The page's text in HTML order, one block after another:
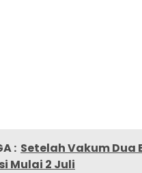
: Setelah Vakum Dua
Mulai 2 Juli